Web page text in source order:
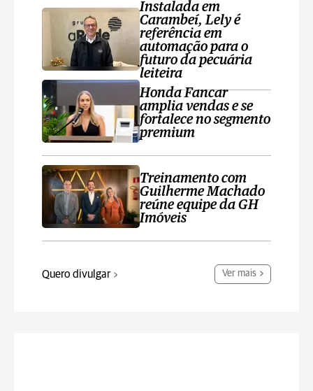
Instalada em
Carambeí, Lely é
referência em
automação para o
futuro da pecuária
leiteira
Honda Fancar
amplia vendas e se
fortalece no segmento
premium
Treinamento com
Guilherme Machado
reúne equipe da GH
Imóveis
Quero divulgar Ver mais